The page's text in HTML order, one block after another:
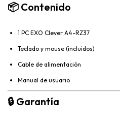
📦 Contenido
1 PC EXO Clever A4-RZ37
Teclado y mouse (incluidos)
Cable de alimentación
Manual de usuario
🔒 Garantía